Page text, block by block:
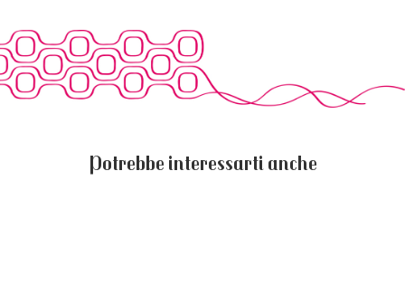
Potrebbe interessarti anche